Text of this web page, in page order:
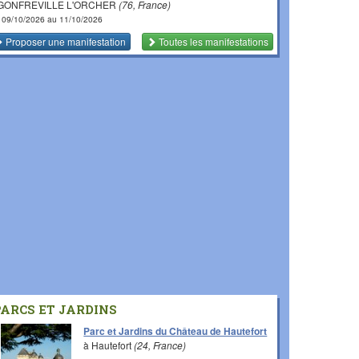
L'ORCHER (76, France)
09/10/2026 au 11/10/2026
Proposer une manifestation Toutes les manifestations
ET JARDINS
Parc et Jardins du Château de Hautefort
à Hautefort(24, France)